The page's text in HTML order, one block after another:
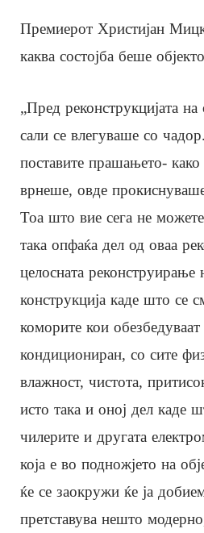
Премиерот Христијан
каква состојба беше
„Пред реконструкцијата на
сали се влегуваше со
поставите прашањето-
врнеше, овде
Тоа што вие сега не
така опфаќа дел од оваа
целосната реконструирање
конструкција каде што се
коморите кои
кондициониран, со сите
влажност, чистота,
исто така и оној дел каде
чилерите и другата
која е во подножјето на
ќе се заокружи ќе ја
претставува нешто